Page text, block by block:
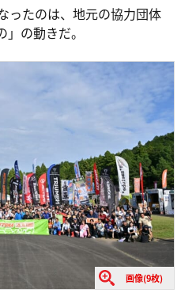
ったのは、地元の協力団体
」の動きだ。
画像(9枚)